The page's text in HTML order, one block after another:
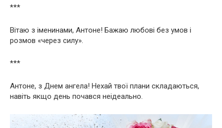
***
Вітаю з іменинами, Антоне! Бажаю любові без умов і
розмов «через силу».
***
Антоне, з Днем ангела! Нехай твої плани складаються,
навіть якщо день почався неідеально.